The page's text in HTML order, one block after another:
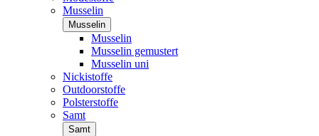
Musselin
Musselin
Musselin
Musselin gemustert
Musselin uni
Nickistoffe
Outdoorstoffe
Polsterstoffe
Samt
Samt